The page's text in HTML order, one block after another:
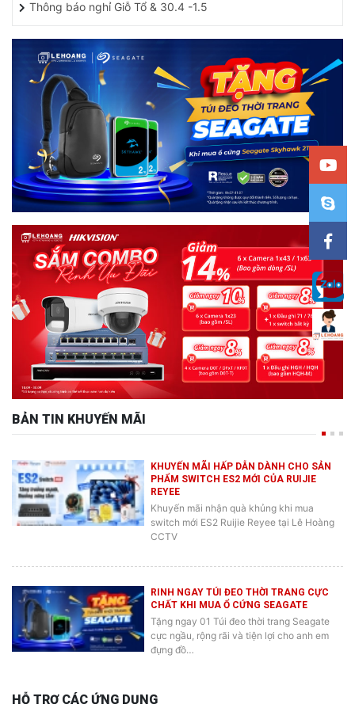
Thông báo nghỉ Giỗ Tổ & 30.4 -1.5
BẢN TIN KHUYẾN MÃI
KHUYẾN MÃI HẤP DẪN DÀNH CHO SẢN
PHẨM SWITCH ES2 MỚI CỦA RUIJIE
REYEE
Khuyến mãi nhận quà khủng khi mua
switch mới ES2 Ruijie Reyee tại Lê Hoàng
CCTV
RINH NGAY TÚI ĐEO THỜI TRANG CỰC
CHẤT KHI MUA Ổ CỨNG SEAGATE
Tặng ngay 01 Túi đeo thời trang Seagate
cực ngầu, rộng rãi và tiện lợi cho anh em
đựng đồ…
HỖ TRỢ CÁC ỨNG DỤNG